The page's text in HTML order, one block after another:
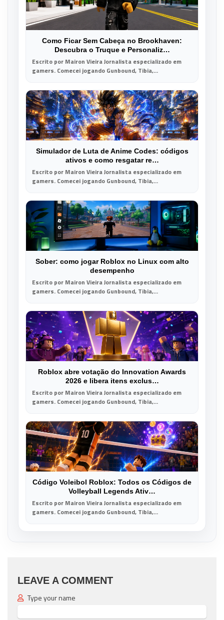
Como Ficar Sem Cabeça no Brookhaven:
Descubra o Truque e Personaliz…
Escrito por Mairon Vieira Jornalista especializado em
gamers. Comecei jogando Gunbound, Tibia,...
Simulador de Luta de Anime Codes: códigos
ativos e como resgatar re…
Escrito por Mairon Vieira Jornalista especializado em
gamers. Comecei jogando Gunbound, Tibia,...
Sober: como jogar Roblox no Linux com alto
desempenho
Escrito por Mairon Vieira Jornalista especializado em
gamers. Comecei jogando Gunbound, Tibia,...
Roblox abre votação do Innovation Awards
2026 e libera itens exclus…
Escrito por Mairon Vieira Jornalista especializado em
gamers. Comecei jogando Gunbound, Tibia,...
Código Voleibol Roblox: Todos os Códigos de
Volleyball Legends Ativ…
Escrito por Mairon Vieira Jornalista especializado em
gamers. Comecei jogando Gunbound, Tibia,...
LEAVE A COMMENT
Type your name